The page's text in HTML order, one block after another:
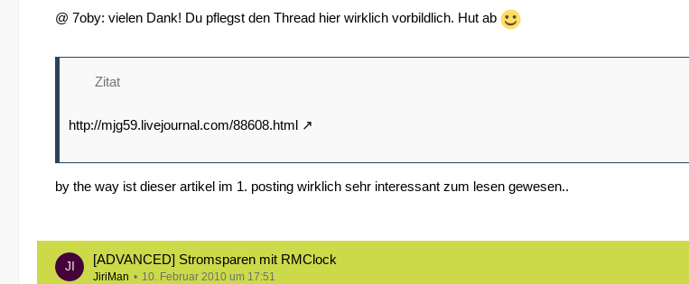
@ 7oby: vielen Dank! Du pflegst den Thread hier wirklich vorbildlich. Hut ab
Zitat
http://mjg59.livejournal.com/88608.html
by the way ist dieser artikel im 1. posting wirklich sehr interessant zum lesen gewesen..
[ADVANCED] Stromsparen mit RMClock
JiriMan 10. Februar 2010 um 17:51